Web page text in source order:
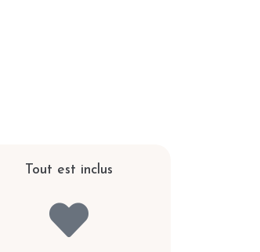
Tout est inclus